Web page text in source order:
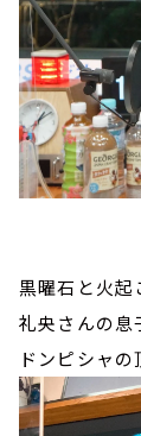
黒曜石と火起
礼央さんの息
ドンピシャの